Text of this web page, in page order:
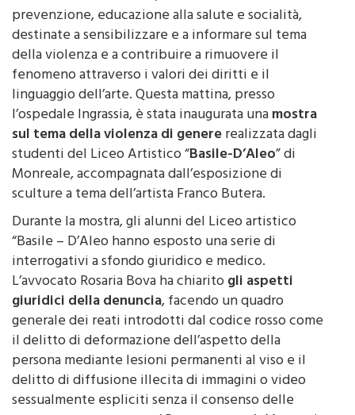
destinate a sensibilizzare e a informare sul tema
della violenza e a contribuire a rimuovere il
fenomeno attraverso i valori dei diritti e il
linguaggio dell’arte. Questa mattina, presso
l’ospedale Ingrassia, è stata inaugurata unamostra
sul tema della violenza di genererealizzata dagli
studenti del Liceo Artistico “Basile-D’Aleo” di
Monreale, accompagnata dall’esposizione di
sculture a tema dell’artista Franco Butera.
Durante la mostra, gli alunni del Liceo artistico
“Basile – D’Aleo hanno esposto una serie di
interrogativi a sfondo giuridico e medico.
L’avvocato Rosaria Bova ha chiaritogli aspetti
giuridici della denuncia, facendo un quadro
generale dei reati introdotti dal codice rosso come
il delitto di deformazione dell’aspetto della
persona mediante lesioni permanenti al viso e il
delitto di diffusione illecita di immagini o video
sessualmente espliciti senza il consenso delle
persone rappresentate ( Revenge porn ). Mentre i